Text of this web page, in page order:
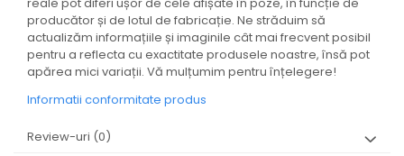
producător și de lotul de fabricație. Ne străduim să
actualizăm informațiile și imaginile cât mai frecvent posibil
pentru a reflecta cu exactitate produsele noastre, însă pot
apărea mici variații. Vă mulțumim pentru înțelegere!
Informatii conformitate produs
Review-uri (0)